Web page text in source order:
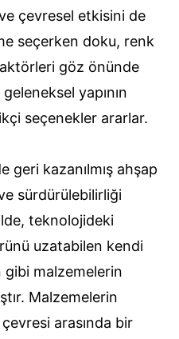
ve çevresel etkisini de
seçerken doku, renk
göz önünde
yapının
seçenekler ararlar.
geri kazanılmış ahşap
ve sürdürülebilirliği
teknolojideki
uzatabilen kendi
malzemelerin
Malzemelerin
arasında bir